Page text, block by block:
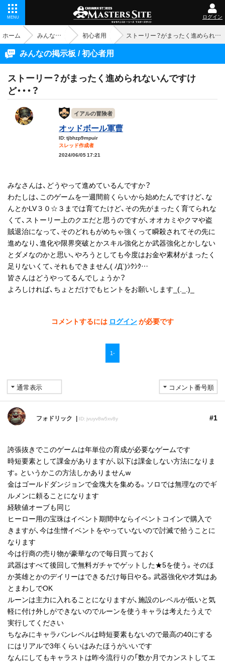
MENU ログイン
ホーム みんなの掲示板 初心者用 ストーリー？がまったく進められないんですけど・・・？
みんなの掲示板 / 初心者用
ストーリー？がまったく進められないんですけ
ど・・・？
イアルの冒険者
オッドボール軍曹
ID: tjbhzp9mpuir
スレッド作成者
2024/06/05 17:21
みなさんは、どうやって進めているんですか？
わたしは、このゲームを一週間前くらいから始めたんですけど、な
んとかLV３０☆３までは育てたけど、その先がまったく育てられな
くて、ストーリー上のクエだと思うのですが、オオカミやクマや盗
賊退治になって、そのどれもがめちゃ強くって瞬殺されてその先に
進めなり、進化や限界突破とかスキル強化とか武器強化とかしない
とダメなのかと思い、やろうとしても今度はお金や素材がまったく
足りないくて、それもできません( ﾉД`)ｼｸｼｸ…
皆さんはどうやってるんでしょうか？
よろしければ、ちょとだけでもヒントをお願いします_(._.)_
コメントするには ログインが必要です
1-
フォドリック ID: jvuyv8w5xv8y #1
誇張抜きでこのゲームは年単位の育成が必要なゲームです
時短要素として課金がありますが、以下は課金しない方法になりま
す。というかこの方法しかありませんw
金はゴールドダンジョンで金塊大を集める。ソロでは無理なのでギ
ルメンに頼ることになります
経験値オーブも同じ
ヒーロー用の宝珠はイベント期間中ならイベントコインで購入で
きますが、今は生憎イベントをやっていないので討滅で拾うことに
なります
今は行商の売り物が豪華なので毎日買っておく
武器はすべて後回しで無料ガチャでゲットした★5を使う。そのほ
か英雄とかのデイリーはできるだけ毎日やる。武器強化や才気はあ
とまわしでOK
ルーンは主力に入れることになりますが、施設のレベルが低いと気
軽に付け外しができないのでルーンを使うキャラは考えたうえで
実行してください
ちなみにキャラバンレベルは時短要素もないので最高の40にする
にはリアルで3年くらいはみたほうがいいです
なんにしてもキャラストは昨今流行りの「数か月でカンストしてエ